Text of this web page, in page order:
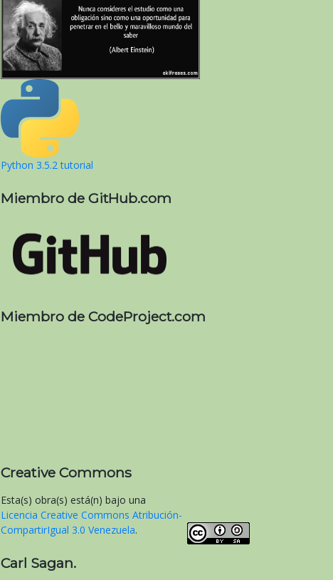
Python 3.5.2 tutorial
Miembro de GitHub.com
Miembro de CodeProject.com
Creative Commons
Esta(s) obra(s) está(n) bajo una
Licencia Creative Commons Atribución-
CompartirIgual 3.0 Venezuela.
Carl Sagan.